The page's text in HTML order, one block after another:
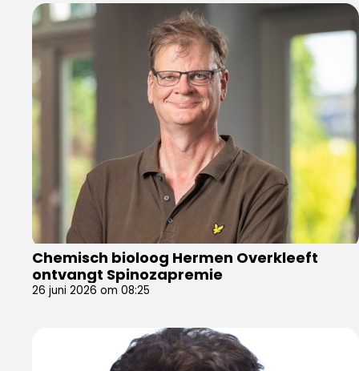
Chemisch bioloog Hermen Overkleeft
ontvangt Spinozapremie
26 juni 2026 om 08:25